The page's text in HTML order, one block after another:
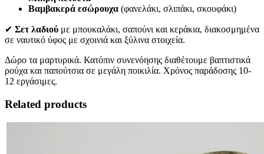
Βαμβακερά εσώρουχα (φανελάκι, σλιπάκι, σκουφάκι)
✔ Σετ λαδιού με μπουκαλάκι, σαπούνι και κεράκια, διακοσμημένα
σε ναυτικό ύφος με σχοινιά και ξύλινα στοιχεία.
Δώρο τα μαρτυρικά. Κατόπιν συνενόησης διαθέτουμε βαπτιστικά
ρούχα και παπούτσια σε μεγάλη ποικιλία. Χρόνος παράδοσης 10-
12 εργάσιμες.
Related products